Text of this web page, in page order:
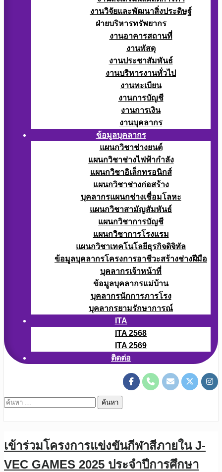
งานวิจัยและพัฒนาสิ่งประดิษฐ์
ฝ่ายบริหารทรัพยากร
งานอาคารสถานที่
งานพัสดุ
งานประชาสัมพันธ์
งานบริหารงานทั่วไป
งานทะเบียน
งานการบัญชี
งานการเงิน
งานบุคลากร
ข้อมูลบุคลากร
แผนกวิชาช่างยนต์
แผนกวิชาช่างไฟฟ้ากำลัง
แผนกวิชาอิเล็กทรอนิกส์
แผนกวิชาช่างก่อสร้าง
บุคลากรแผนกช่างเชื่อมโลหะ
แผนกวิชาสามัญสัมพันธ์
แผนกวิชาการบัญชี
แผนกวิชาการโรงแรม
แผนกวิชาเทคโนโลยีธุรกิจดิจิทัล
ข้อมูลบุคลากรโครงการอาชีวะสร้างช่างฝีมือ
บุคลากรเจ้าหน้าที่
ข้อมูลบุคลากรแม่บ้าน
บุคลากรนักการภารโรง
บุคลากรยามรักษาการณ์
ITA
ITA 2568
ITA 2569
ติดต่อ
ค้นหา
เข้าร่วมโครงการแข่งขันกีฬาสีภายใน J-
VEC GAMES 2025 ประจำปีการศึกษา